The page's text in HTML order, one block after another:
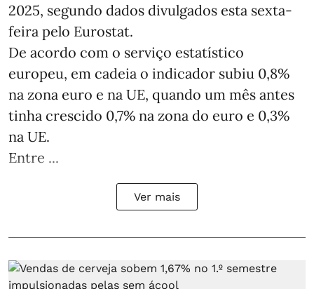
2025, segundo dados divulgados esta sexta-
feira pelo Eurostat.
De acordo com o serviço estatístico
europeu, em cadeia o indicador subiu 0,8%
na zona euro e na UE, quando um mês antes
tinha crescido 0,7% na zona do euro e 0,3%
na UE.
Entre ...
Ver mais